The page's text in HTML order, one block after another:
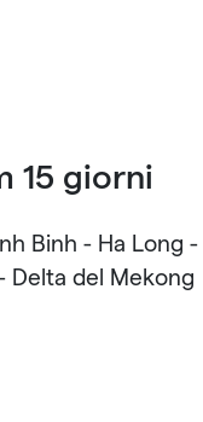
15 giorni
Binh - Ha Long -
Delta del Mekong